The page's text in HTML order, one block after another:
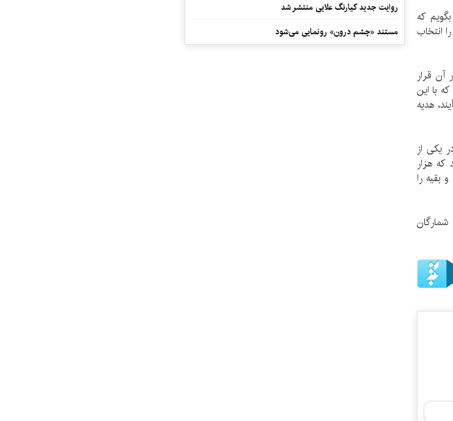
که
انتخاب
قرار
با این
هدیه
یکی از
هزار
فراهم کردم و بقیه را
تالیف بهروز بیگوند در 176 صفحه، شمارگان
روایت جدید کیارنگ علایی منتشر شد
مستند «چشم درون» رونمایی می‌شود